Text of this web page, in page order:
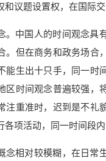
和议题设置权，在国际
。中国人的时间观念具
。但在商务和政务场合
能生出十只手，同一时
区时间观念普遍较强，
注重准时，迟到是不礼
各项活动，同一时间段内
念相对较模糊，在日常